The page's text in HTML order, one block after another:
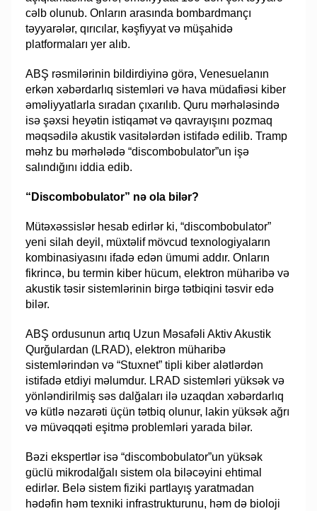
cəlb olunub. Onların arasında bombardmançı
təyyarələr, qırıcılar, kəşfiyyat və müşahidə
platformaları yer alıb.
ABŞ rəsmilərinin bildirdiyinə görə, Venesuelanın
erkən xəbərdarlıq sistemləri və hava müdafiəsi kiber
əməliyyatlarla sıradan çıxarılıb. Quru mərhələsində
isə şəxsi heyətin istiqamət və qavrayışını pozmaq
məqsədilə akustik vasitələrdən istifadə edilib. Tramp
məhz bu mərhələdə “discombobulator”un işə
salındığını iddia edib.
“Discombobulator” nə ola bilər?
Mütəxəssislər hesab edirlər ki, “discombobulator”
yeni silah deyil, müxtəlif mövcud texnologiyaların
kombinasiyasını ifadə edən ümumi addır. Onların
fikrincə, bu termin kiber hücum, elektron müharibə və
akustik təsir sistemlərinin birgə tətbiqini təsvir edə
bilər.
ABŞ ordusunun artıq Uzun Məsafəli Aktiv Akustik
Qurğulardan (LRAD), elektron müharibə
sistemlərindən və “Stuxnet” tipli kiber alətlərdən
istifadə etdiyi məlumdur. LRAD sistemləri yüksək və
yönləndirilmiş səs dalğaları ilə uzaqdan xəbərdarlıq
və kütlə nəzarəti üçün tətbiq olunur, lakin yüksək ağrı
və müvəqqəti eşitmə problemləri yarada bilər.
Bəzi ekspertlər isə “discombobulator”un yüksək
güclü mikrodalğalı sistem ola biləcəyini ehtimal
edirlər. Belə sistem fiziki partlayış yaratmadan
hədəfin həm texniki infrastrukturunu, həm də bioloji